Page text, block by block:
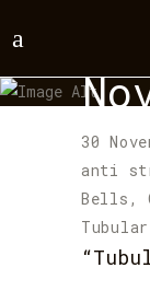
30
anti
Bells ,